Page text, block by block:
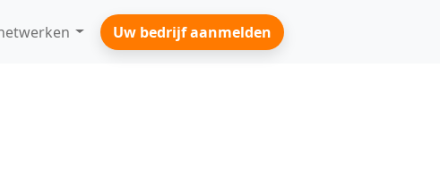
Uw bedrijf aanmelden